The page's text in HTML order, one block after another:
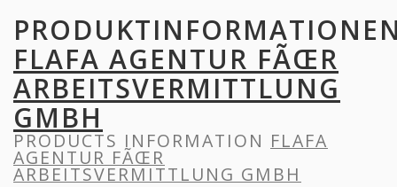
FLAFA AGENTUR FÃŒR
ARBEITSVERMITTLUNG
GMBH
PRODUCTS INFORMATION FLAFA
AGENTUR FÃŒR
ARBEITSVERMITTLUNG GMBH